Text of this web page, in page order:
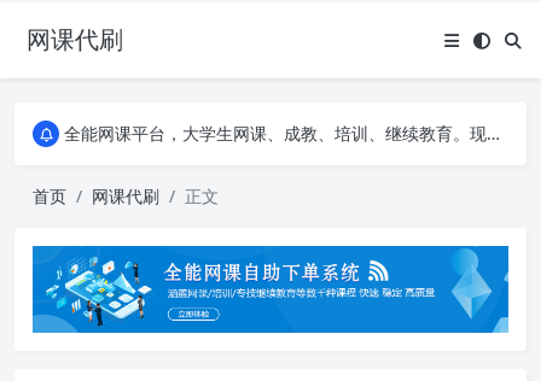
网课代刷
AI论文写作平台，根据真实文献内容生成论文
全能网课平台，大学生网课、成教、培训、继续教育。现已接入代刷代考项目3000+
全能网课平台，大学生网课、成教、培训、继续教育。现已接入代刷代考项目3000+
首页 网课代刷 正文